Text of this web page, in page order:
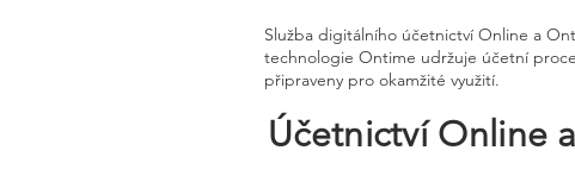
Služba digitálního účetnictví Online a
technologie Ontime udržuje účetní
připraveny pro okamžité využití.
Účetnictví Online